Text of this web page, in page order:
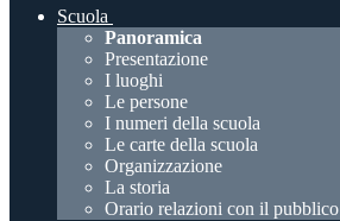
Scuola
Panoramica
Presentazione
I luoghi
Le persone
I numeri della scuola
Le carte della scuola
Organizzazione
La storia
Orario relazioni con il pubblico